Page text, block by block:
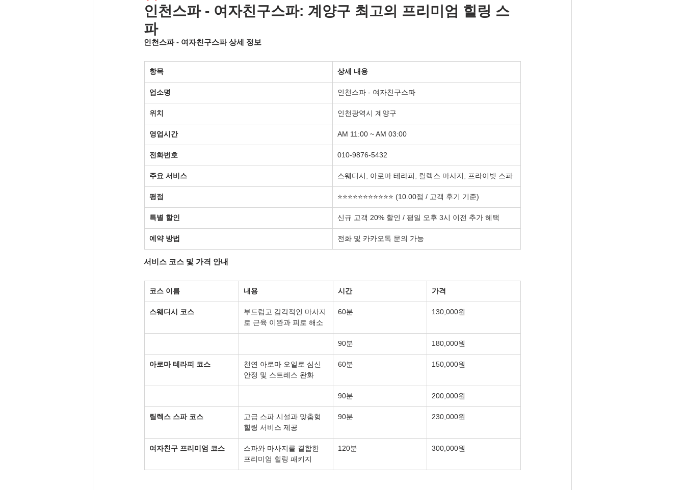
인천스파 - 여자친구스파: 계양구 최고의 프리미엄 힐링 스
파
인천스파 - 여자친구스파 상세 정보
항목 상세 내용
업소명 인천스파 - 여자친구스파
위치 인천광역시 계양구
영업시간 AM 11:00 ~ AM 03:00
전화번호 010-9876-5432
주요 서비스 스웨디시, 아로마 테라피, 릴렉스 마사지, 프라이빗 스파
평점 ⭐⭐⭐⭐⭐⭐⭐⭐⭐⭐⭐ (10.00점 / 고객 후기 기준)
특별 할인 신규 고객 20% 할인 / 평일 오후 3시 이전 추가 혜택
예약 방법 전화 및 카카오톡 문의 가능
서비스 코스 및 가격 안내
코스 이름 내용 시간 가격
스웨디시 코스
부드럽고 감각적인 마사지
로 근육 이완과 피로 해소
60분 130,000원
90분 180,000원
아로마 테라피 코스
천연 아로마 오일로 심신
안정 및 스트레스 완화
60분 150,000원
90분 200,000원
릴렉스 스파 코스
고급 스파 시설과 맞춤형
힐링 서비스 제공
90분 230,000원
여자친구 프리미엄 코스
스파와 마사지를 결합한
프리미엄 힐링 패키지
120분 300,000원